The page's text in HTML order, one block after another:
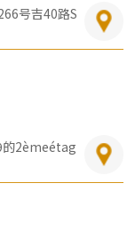
号吉40路S
的2èmeétag